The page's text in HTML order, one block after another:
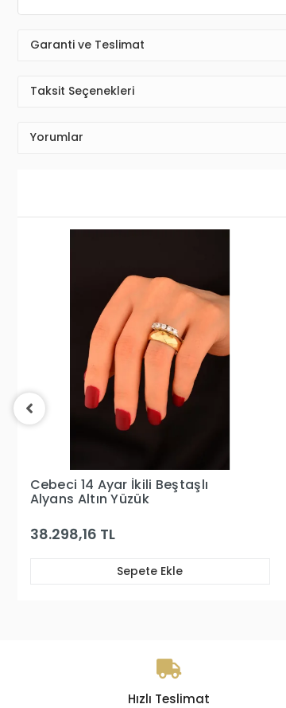
Garanti ve Teslimat
Taksit Seçenekleri
Yorumlar
Beş Taş Beyaz Altın Yüzük
35.434,13 TL
Sepete Ekle
Hızlı Teslimat